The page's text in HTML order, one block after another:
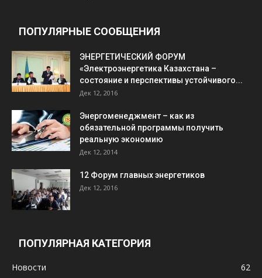
ПОПУЛЯРНЫЕ СООБЩЕНИЯ
ЭНЕРГЕТИЧЕСКИЙ ФОРУМ
«Электроэнергетика Казахстана –
состояние и перспективы устойчивого...
Дек 12, 2016
Энергоменеджмент – как из
обязательной программы получить
реальную экономию
Дек 12, 2014
12 Форум главных энергетиков
Дек 12, 2016
ПОПУЛЯРНАЯ КАТЕГОРИЯ
Новости
62